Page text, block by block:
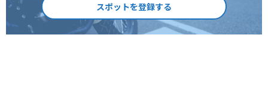
スポットを登録する